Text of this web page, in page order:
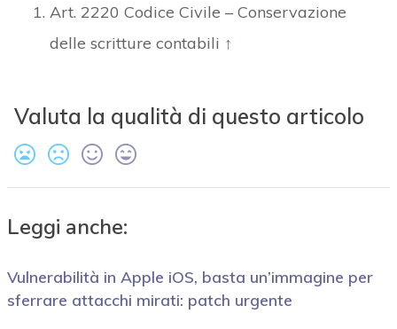
Art. 2220 Codice Civile – Conservazione
delle scritture contabili ↑
Valuta la qualità di questo articolo
Leggi anche:
Vulnerabilità in Apple iOS, basta un’immagine per
sferrare attacchi mirati: patch urgente